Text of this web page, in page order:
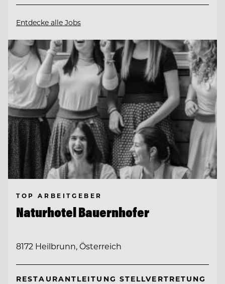
Entdecke alle Jobs
TOP ARBEITGEBER
Naturhotel Bauernhofer
8172 Heilbrunn, Österreich
RESTAURANTLEITUNG STELLVERTRETUNG